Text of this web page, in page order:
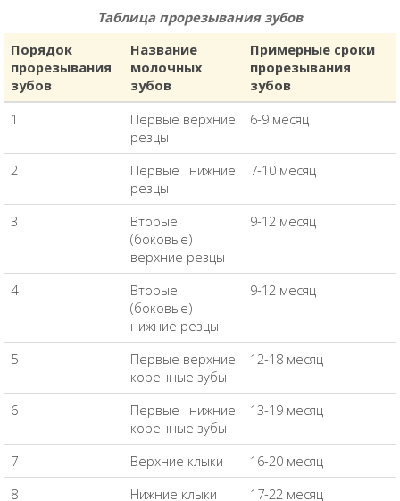
Таблица прорезывания зубов
Порядок
прорезывания
зубов
Название
молочных
зубов
Примерные сроки
прорезывания
зубов
1
Первые верхние
резцы
6-9 месяц
2
Первые нижние
резцы
7-10 месяц
3
Вторые
(боковые)
верхние резцы
9-12 месяц
4
Вторые
(боковые)
нижние резцы
9-12 месяц
5
Первые верхние
коренные зубы
12-18 месяц
6
Первые нижние
коренные зубы
13-19 месяц
7 Верхние клыки
16-20 месяц
8
Нижние клыки
17-22 месяц